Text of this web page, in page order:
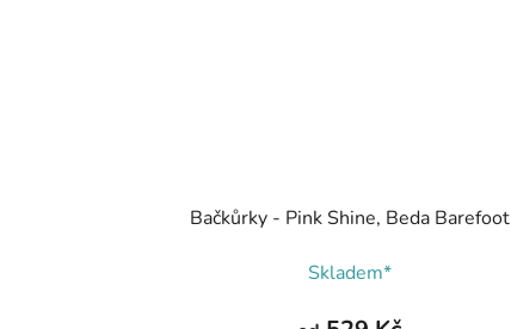
Bačkůrky - Pink Shine, Beda Barefoot
Skladem*